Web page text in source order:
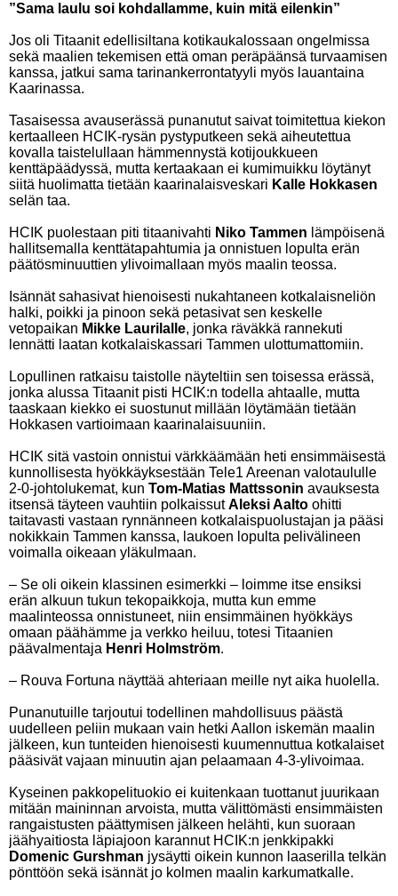
”Sama laulu soi kohdallamme, kuin mitä eilenkin”
Jos oli Titaanit edellisiltana kotikaukalossaan ongelmissa
sekä maalien tekemisen että oman peräpäänsä turvaamisen
kanssa, jatkui sama tarinankerrontatyyli myös lauantaina
Kaarinassa.
Tasaisessa avauserässä punanutut saivat toimitettua kiekon
kertaalleen HCIK-rysän pystyputkeen sekä aiheutettua
kovalla taistelullaan hämmennystä kotijoukkueen
kenttäpäädyssä, mutta kertaakaan ei kumimuikku löytänyt
siitä huolimatta tietään kaarinalaisveskari Kalle Hokkasen
selän taa.
HCIK puolestaan piti titaanivahti Niko Tammen lämpöisenä
hallitsemalla kenttätapahtumia ja onnistuen lopulta erän
päätösminuuttien ylivoimallaan myös maalin teossa.
Isännät sahasivat hienoisesti nukahtaneen kotkalaisneliön
halki, poikki ja pinoon sekä petasivat sen keskelle
vetopaikan Mikke Laurilalle, jonka räväkkä rannekuti
lennätti laatan kotkalaiskassari Tammen ulottumattomiin.
Lopullinen ratkaisu taistolle näyteltiin sen toisessa erässä,
jonka alussa Titaanit pisti HCIK:n todella ahtaalle, mutta
taaskaan kiekko ei suostunut millään löytämään tietään
Hokkasen vartioimaan kaarinalaisuuniin.
HCIK sitä vastoin onnistui värkkäämään heti ensimmäisestä
kunnollisesta hyökkäyksestään Tele1 Areenan valotaululle
2-0-johtolukemat, kun Tom-Matias Mattssonin avauksesta
itsensä täyteen vauhtiin polkaissutAleksi Aalto ohitti
taitavasti vastaan rynnänneen kotkalaispuolustajan ja pääsi
nokikkain Tammen kanssa, laukoen lopulta pelivälineen
voimalla oikeaan yläkulmaan.
– Se oli oikein klassinen esimerkki – loimme itse ensiksi
erän alkuun tukun tekopaikkoja, mutta kun emme
maalinteossa onnistuneet, niin ensimmäinen hyökkäys
omaan päähämme ja verkko heiluu, totesi Titaanien
päävalmentaja Henri Holmström.
– Rouva Fortuna näyttää ahteriaan meille nyt aika huolella.
Punanutuille tarjoutui todellinen mahdollisuus päästä
uudelleen peliin mukaan vain hetki Aallon iskemän maalin
jälkeen, kun tunteiden hienoisesti kuumennuttua kotkalaiset
pääsivät vajaan minuutin ajan pelaamaan 4-3-ylivoimaa.
Kyseinen pakkopelituokio ei kuitenkaan tuottanut juurikaan
mitään maininnan arvoista, mutta välittömästi ensimmäisten
rangaistusten päättymisen jälkeen helähti, kun suoraan
jäähyaitiosta läpiajoon karannut HCIK:n jenkkipakki
Domenic Gurshman jysäytti oikein kunnon laaserilla telkän
pönttöön sekä isännät jo kolmen maalin karkumatkalle.